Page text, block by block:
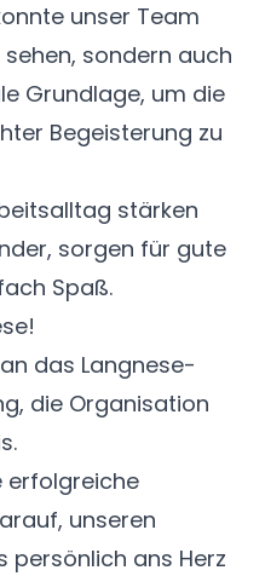
unser Team
sondern auch
Grundlage, um die
Begeisterung zu
stärken
sorgen für gute
Spaß.
das Langnese-
die Organisation
erfolgreiche
unseren
persönlich ans Herz